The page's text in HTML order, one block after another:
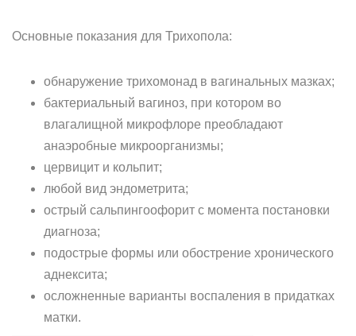
Основные показания для Трихопола:
обнаружение трихомонад в вагинальных мазках;
бактериальный вагиноз, при котором во
влагалищной микрофлоре преобладают
анаэробные микроорганизмы;
цервицит и кольпит;
любой вид эндометрита;
острый сальпингоофорит с момента постановки
диагноза;
подострые формы или обострение хронического
аднексита;
осложненные варианты воспаления в придатках
матки.